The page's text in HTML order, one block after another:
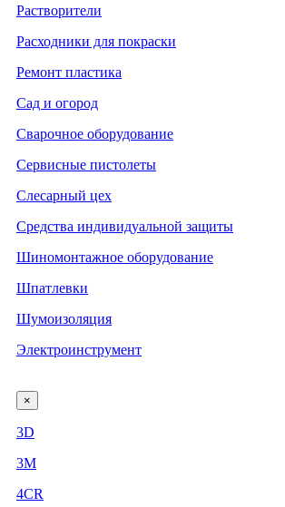
Растворители
Расходники для покраски
Ремонт пластика
Сад и огород
Сварочное оборудование
Сервисные пистолеты
Слесарный цех
Средства индивидуальной защиты
Шиномонтажное оборудование
Шпатлевки
Шумоизоляция
Электроинструмент
×
3D
3М
4CR